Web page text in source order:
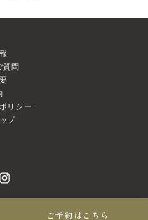
ご予約はこちら
質問
リシー
プ